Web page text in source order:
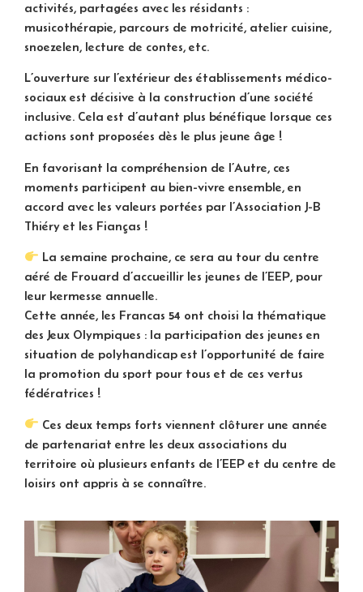
activités, partagées avec les résidants :
musicothérapie, parcours de motricité, atelier cuisine,
snoezelen, lecture de contes, etc.
L’ouverture sur l’extérieur des établissements médico-
sociaux est décisive à la construction d’une société
inclusive. Cela est d’autant plus bénéfique lorsque ces
actions sont proposées dès le plus jeune âge !
En favorisant la compréhension de l’Autre, ces
moments participent au bien-vivre ensemble, en
accord avec les valeurs portées par l’Association J-B
Thiéry et les Fianças !
La semaine prochaine, ce sera au tour du centre
aéré de Frouard d’accueillir les jeunes de l’EEP, pour
leur kermesse annuelle.
Cette année, les Francas 54 ont choisi la thématique
des Jeux Olympiques : la participation des jeunes en
situation de polyhandicap est l’opportunité de faire
la promotion du sport pour tous et de ces vertus
fédératrices !
Ces deux temps forts viennent clôturer une année
de partenariat entre les deux associations du
territoire où plusieurs enfants de l’EEP et du centre de
loisirs ont appris à se connaître.